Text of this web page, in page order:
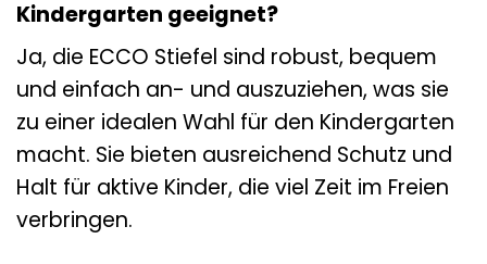
Kindergarten geeignet?
Ja, die ECCO Stiefel sind robust, bequem
und einfach an- und auszuziehen, was sie
zu einer idealen Wahl für den Kindergarten
macht. Sie bieten ausreichend Schutz und
Halt für aktive Kinder, die viel Zeit im Freien
verbringen.